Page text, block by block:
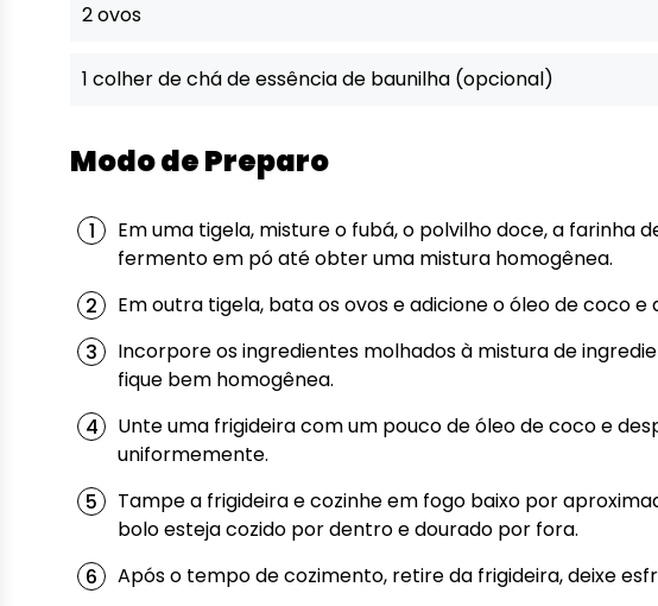
2 ovos
1 colher de chá de essência de baunilha (opcional)
Modo de Preparo
Em uma tigela, misture o fubá, o polvilho doce, a farinha
fermento em pó até obter uma mistura homogênea.
Em outra tigela, bata os ovos e adicione o óleo de coco
Incorpore os ingredientes molhados à mistura de
fique bem homogênea.
Unte uma frigideira com um pouco de óleo de coco e
uniformemente.
Tampe a frigideira e cozinhe em fogo baixo por
bolo esteja cozido por dentro e dourado por fora.
Após o tempo de cozimento, retire da frigideira, deixe